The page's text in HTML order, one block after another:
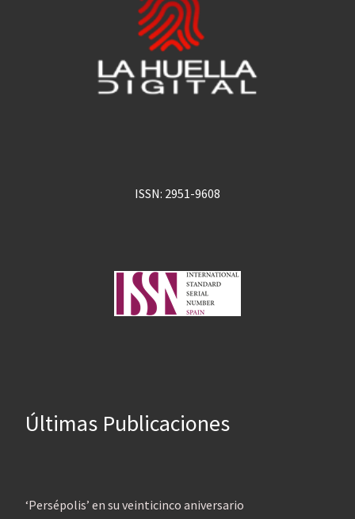
ISSN: 2951-9608
Últimas Publicaciones
‘Persépolis’ en su veinticinco aniversario